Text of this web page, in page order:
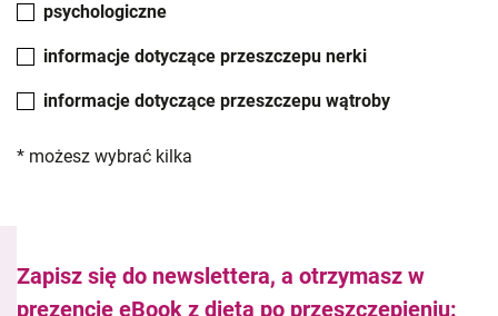
psychologiczne
informacje dotyczące przeszczepu nerki
informacje dotyczące przeszczepu wątroby
* możesz wybrać kilka
Zapisz się do newslettera, a otrzymasz w
prezencie eBook z dietą po przeszczepieniu: